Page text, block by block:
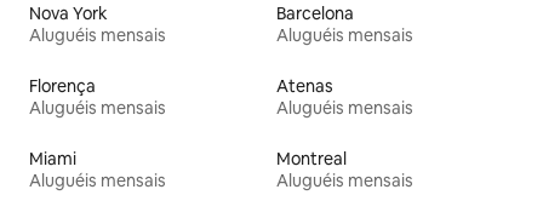
Nova York
Aluguéis mensais
Barcelona
Aluguéis mensais
Florença
Aluguéis mensais
Atenas
Aluguéis mensais
Miami
Aluguéis mensais
Montreal
Aluguéis mensais